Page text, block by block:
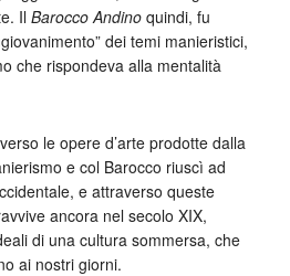
Il Barocco Andinoquindi, fu
dei temi manieristici,
che rispondeva alla mentalità
le opere d’arte prodotte dalla
e col Barocco riuscì ad
e attraverso queste
ancora nel secolo XIX,
di una cultura sommersa, che
ai nostri giorni.